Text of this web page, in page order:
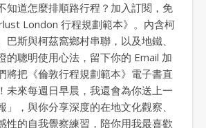
知道怎麼排順路行程？加入訂閱，免
London 行程規劃範本》。內含柯
巴斯與柯茲窩鄉村串聯，以及地鐵、
的聰明使用心法，留下你的 Email 加
將把《倫敦行程規劃範本》電子書直
未來每週日早晨，我還會為你送上一
」，與你分享深度的在地文化觀察、
性的自我覺察練習，陪你用我最喜歡